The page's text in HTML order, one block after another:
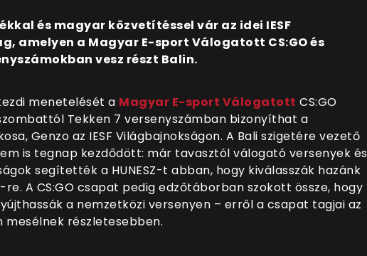
és magyar közvetítéssel vár az idei IESF
amelyen a Magyar E-sport Válogatott CS:GO és
vesz részt Balin.
menetelését a Magyar E-sport Válogatott CS:GO
Tekken 7 versenyszámban bizonyíthat a
Genzo az IESF Világbajnokságon. A Bali szigetére vezető
is tegnap kezdődött: már tavasztól válogató versenyek és
segítették a HUNESZ-t abban, hogy kiválasszák hazánk
re. A CS:GO csapat pedig edzőtáborban szokott össze, hogy
a nemzetközi versenyen – erről a csapat tagjai az
mesélnek részletesebben.